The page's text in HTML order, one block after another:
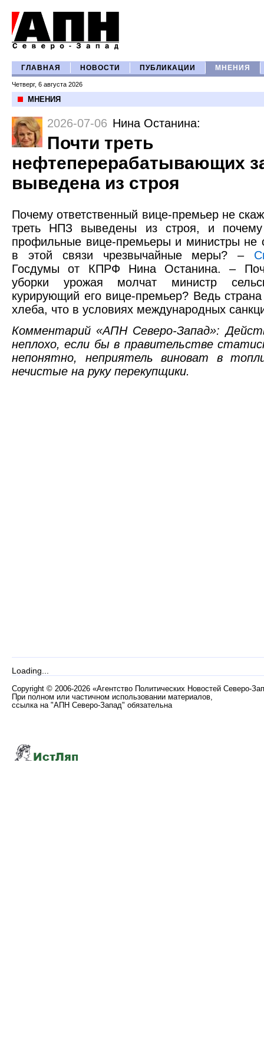
ГЛАВНАЯ НОВОСТИ ПУБЛИКАЦИИ МНЕНИЯ
Четверг, 6 августа 2026
МНЕНИЯ
2026-07-06 Нина Останина:
Почти треть
нефтеперерабатывающих
выведена из строя
Почему ответственный вице-премьер не
треть НПЗ выведены из строя, и
профильные вице-премьеры и министры не
в этой связи чрезвычайные меры? –
Госдумы от КПРФ Нина Останина. –
уборки урожая молчат министр
курирующий его вице-премьер? Ведь
хлеба, что в условиях международных
Комментарий «АПН Северо-Запад»:
неплохо, если бы в правительстве
непонятно, неприятель виноват в
нечистые на руку перекупщики.
Loading...
Copyright © 2006-2026 «Агентство Политических Новостей Северо-
При полном или частичном использовании материалов,
ссылка на "АПН Северо-Запад" обязательна